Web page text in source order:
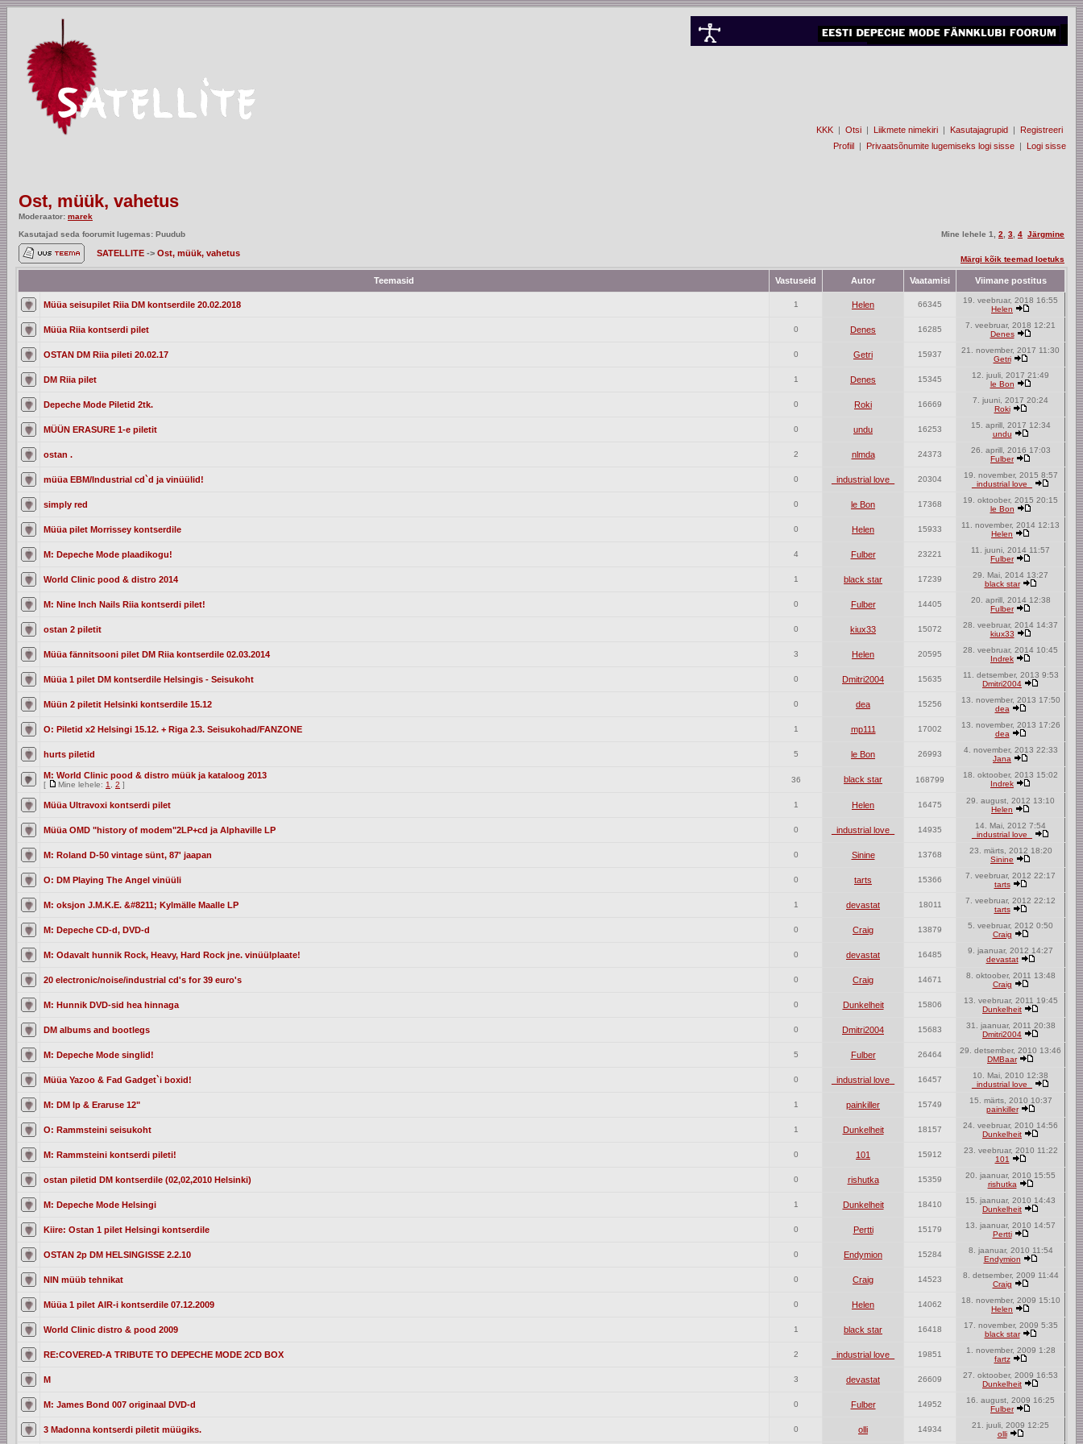
KKK | Otsi | Liikmete nimekiri | Kasutajagrupid | Registreeri
Profiil | Privaatsõnumite lugemiseks logi sisse | Logi sisse
Ost, müük, vahetus
Moderaator: marek
Kasutajad seda foorumit lugemas: Puudub
Mine lehele 1 2 3 4 Järgmine
SATELLITE -> Ost, müük, vahetus
Märgi kõik teemad loetuks
Teemasid Vastuseid Autor Vaatamisi Viimane postitus
Müüa seisupilet Riia DM kontserdile 20.02.2018 1 Helen 66345
19. veebruar, 2018 16:55
Helen
Müüa Riia kontserdi pilet 0 Denes 16285
7. veebruar, 2018 12:21
Denes
OSTAN DM Riia pileti 20.02.17 0 Getri 15937
21. november, 2017 11:30
Getri
DM Riia pilet 1 Denes 15345
12. juuli, 2017 21:49
le Bon
Depeche Mode Piletid 2tk. 0 Roki 16669
7. juuni, 2017 20:24
Roki
MÜÜN ERASURE 1-e piletit 0 undu 16253
15. aprill, 2017 12:34
undu
ostan . 2 nlmda 24373
26. aprill, 2016 17:03
Fulber
müüa EBM/Industrial cd`d ja vinüülid! 0 _industrial love_ 20304
19. november, 2015 8:57
_industrial love_
simply red 0 le Bon 17368
19. oktoober, 2015 20:15
le Bon
Müüa pilet Morrissey kontserdile 0 Helen 15933
11. november, 2014 12:13
Helen
M: Depeche Mode plaadikogu! 4 Fulber 23221
11. juuni, 2014 11:57
Fulber
World Clinic pood & distro 2014 1 black star 17239
29. Mai, 2014 13:27
black star
M: Nine Inch Nails Riia kontserdi pilet! 0 Fulber 14405
20. aprill, 2014 12:38
Fulber
ostan 2 piletit 0 kiux33 15072
28. veebruar, 2014 14:37
kiux33
Müüa fännitsooni pilet DM Riia kontserdile 02.03.2014 3 Helen 20595
28. veebruar, 2014 10:45
Indrek
Müüa 1 pilet DM kontserdile Helsingis - Seisukoht 0 Dmitri2004 15635
11. detsember, 2013 9:53
Dmitri2004
Müün 2 piletit Helsinki kontserdile 15.12 0 dea 15256
13. november, 2013 17:50
dea
O: Piletid x2 Helsingi 15.12. + Riga 2.3. Seisukohad/FANZONE 1 mp111 17002
13. november, 2013 17:26
dea
hurts piletid 5 le Bon 26993
4. november, 2013 22:33
Jana
M: World Clinic pood & distro müük ja kataloog 2013
[ Mine lehele: 1 2 ]
36 black star 168799
18. oktoober, 2013 15:02
Indrek
Müüa Ultravoxi kontserdi pilet 1 Helen 16475
29. august, 2012 13:10
Helen
Müüa OMD "history of modem"2LP+cd ja Alphaville LP 0 _industrial love_ 14935
14. Mai, 2012 7:54
_industrial love_
M: Roland D-50 vintage sünt, 87' jaapan 0 Sinine 13768
23. märts, 2012 18:20
Sinine
O: DM Playing The Angel vinüüli 0 tarts 15366
7. veebruar, 2012 22:17
tarts
M: oksjon J.M.K.E. &#8211; Kylmälle Maalle LP 1 devastat 18011
7. veebruar, 2012 22:12
tarts
M: Depeche CD-d, DVD-d 0 Craig 13879
5. veebruar, 2012 0:50
Craig
M: Odavalt hunnik Rock, Heavy, Hard Rock jne. vinüülplaate! 0 devastat 16485
9. jaanuar, 2012 14:27
devastat
20 electronic/noise/industrial cd's for 39 euro's 0 Craig 14671
8. oktoober, 2011 13:48
Craig
M: Hunnik DVD-sid hea hinnaga 0 Dunkelheit 15806
13. veebruar, 2011 19:45
Dunkelheit
DM albums and bootlegs 0 Dmitri2004 15683
31. jaanuar, 2011 20:38
Dmitri2004
M: Depeche Mode singlid! 5 Fulber 26464
29. detsember, 2010 13:46
DMBaar
Müüa Yazoo & Fad Gadget`i boxid! 0 _industrial love_ 16457
10. Mai, 2010 12:38
_industrial love_
M: DM lp & Eraruse 12" 1 painkiller 15749
15. märts, 2010 10:37
painkiller
O: Rammsteini seisukoht 1 Dunkelheit 18157
24. veebruar, 2010 14:56
Dunkelheit
M: Rammsteini kontserdi pileti! 0 101 15912
23. veebruar, 2010 11:22
101
ostan piletid DM kontserdile (02,02,2010 Helsinki) 0 rishutka 15359
20. jaanuar, 2010 15:55
rishutka
M: Depeche Mode Helsingi 1 Dunkelheit 18410
15. jaanuar, 2010 14:43
Dunkelheit
Kiire: Ostan 1 pilet Helsingi kontserdile 0 Pertti 15179
13. jaanuar, 2010 14:57
Pertti
OSTAN 2p DM HELSINGISSE 2.2.10 0 Endymion 15284
8. jaanuar, 2010 11:54
Endymion
NIN müüb tehnikat 0 Craig 14523
8. detsember, 2009 11:44
Craig
Müüa 1 pilet AIR-i kontserdile 07.12.2009 0 Helen 14062
18. november, 2009 15:10
Helen
World Clinic distro & pood 2009 1 black star 16418
17. november, 2009 5:35
black star
RE:COVERED-A TRIBUTE TO DEPECHE MODE 2CD BOX 2 _industrial love_ 19851
1. november, 2009 1:28
fartz
M 3 devastat 26609
27. oktoober, 2009 16:53
Dunkelheit
M: James Bond 007 originaal DVD-d 0 Fulber 14952
16. august, 2009 16:25
Fulber
3 Madonna kontserdi piletit müügiks. 0 olli 14934
21. juuli, 2009 12:25
olli